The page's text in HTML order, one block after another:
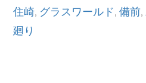
住崎, グラスワールド,備前,
廻り